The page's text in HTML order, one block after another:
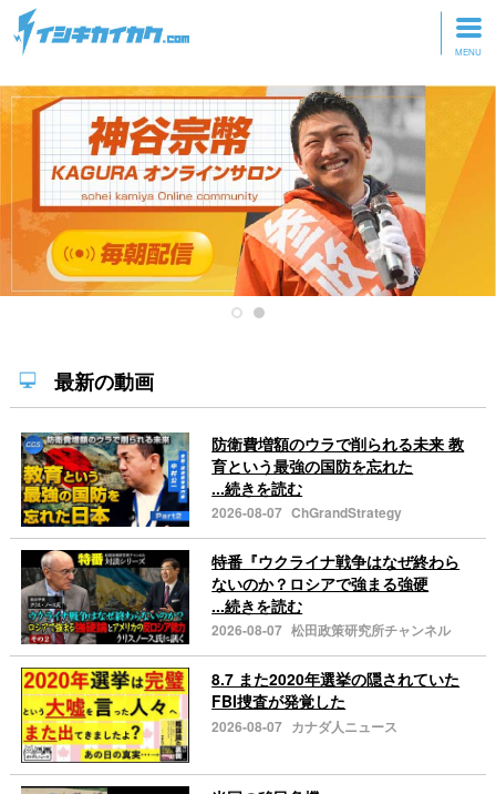
トップページ
動画を見る
記事を読む
セミナーに参加
研修・ツアーに参加
最新の動画
防衛費増額のウラで削られる未来 教
育という最強の国防を忘れた
...続きを読む
2026-08-07 ChGrandStrategy
特番『ウクライナ戦争はなぜ終わら
ないのか？ロシアで強まる強硬
...続きを読む
2026-08-07 松田政策研究所チャンネル
8.7 また2020年選挙の隠されていた
FBI捜査が発覚した
2026-08-07 カナダ人ニュース